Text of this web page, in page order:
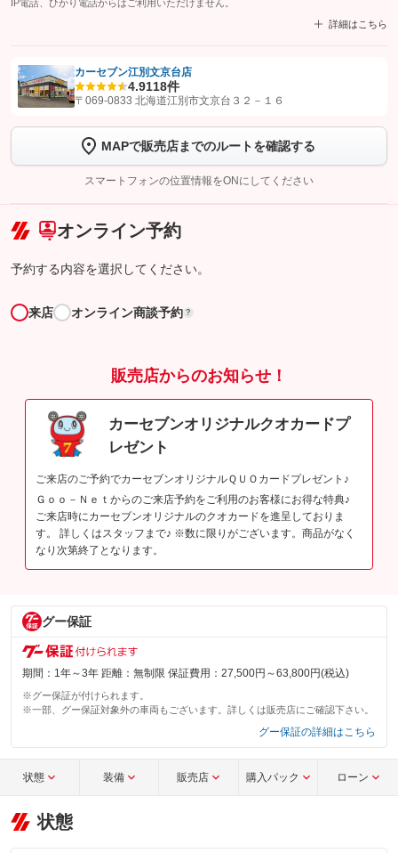
IP電話、ひかり電話からはご利用いただけません。
詳細はこちら
【STEP1】認証画面でグーネットを友だち追加してから「許可する」ボタンを押
トーク画面で
ボタンをタップして問い合わせを
完了してください。
こちら
カーセブン江別文京台店
4.9118件
〒069-0833 北海道江別市文京台３２－１６
MAPで販売店までのルートを確認する
スマートフォンの位置情報をONにしてください
オンライン予約
予約する内容を選択してください。
来店 オンライン商談予約 ?
販売店からのお知らせ！
カーセブンオリジナルクオカードプ
レゼント
ご来店のご予約でカーセブンオリジナルＱＵＯカードプレゼント♪
Ｇｏｏ－Ｎｅｔからのご来店予約をご利用のお客様にお得な特典♪
ご来店時にカーセブンオリジナルのクオカードを進呈しておりま
す。 詳しくはスタッフまで♪ ※数に限りがございます。商品がなく
なり次第終了となります。
グー保証
期間：1年～3年 距離：無制限 保証費用：27,500円～63,800円(税込)
※グー保証が付けられます。
※一部、グー保証対象外の車両もございます。詳しくは販売店にご確認下さい。
グー保証の詳細はこちら
状態 装備 販売店 購入パック ローン
状態